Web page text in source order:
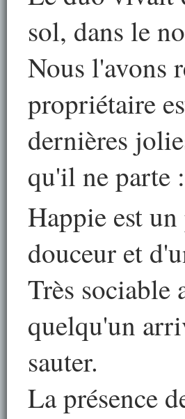
sol, dans le
Nous l'avons
propriétaire
dernières
qu'il ne parte
Happie est
douceur et
Très sociable
quelqu'un
sauter.
La présence